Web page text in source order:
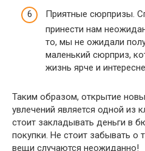
Приятные сюрпризы.
принести нам
то, мы не ожидали
маленький сюрприз,
жизнь ярче и
Таким образом, открытие
увлечений является одной из
стоит закладывать деньги в
покупки. Не стоит забывать о
вещи случаются неожиданно!